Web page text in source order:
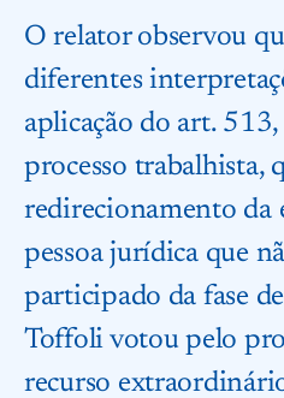
O relator observou
diferentes
aplicação do art.
processo trabalhista,
redirecionamento da
pessoa jurídica que
participado da fase
Toffoli votou pelo
recurso